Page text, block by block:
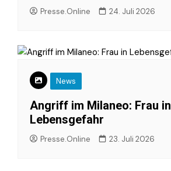
Presse.Online 24. Juli 2026
News
Angriff im Milaneo: Frau in
Lebensgefahr
Presse.Online 23. Juli 2026